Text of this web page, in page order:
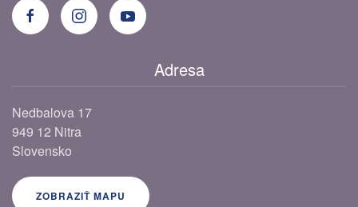
Adresa
Nedbalova 17
949 12 Nitra
Slovensko
ZOBRAZIŤ MAPU